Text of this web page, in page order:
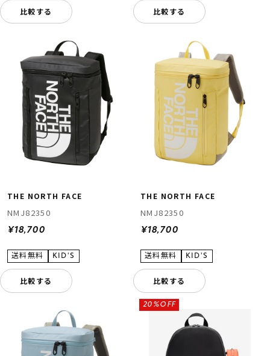
比較する 比較する
THE NORTH FACE
NMJ82350
¥18,700
比較する
THE NORTH FACE
NMJ82350
¥18,700
比較する
20%OFF